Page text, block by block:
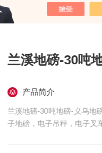
兰溪地磅-30吨
产品简介
兰溪地磅-30吨地磅-义乌地
子地磅，电子吊秤，电子叉